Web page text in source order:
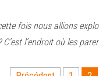
fois nous allions
C’est l’endroit où les